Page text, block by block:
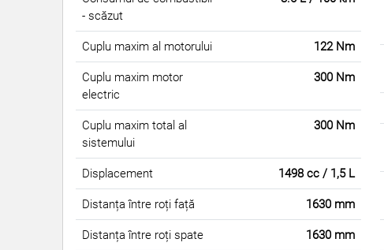
- scăzut
Cuplu maxim al motorului 122 Nm
Cuplu maxim motor
electric
300 Nm
Cuplu maxim total al
sistemului
300 Nm
Displacement 1498 cc / 1,5 L
Distanța între roți față 1630 mm
Distanța între roți spate 1630 mm